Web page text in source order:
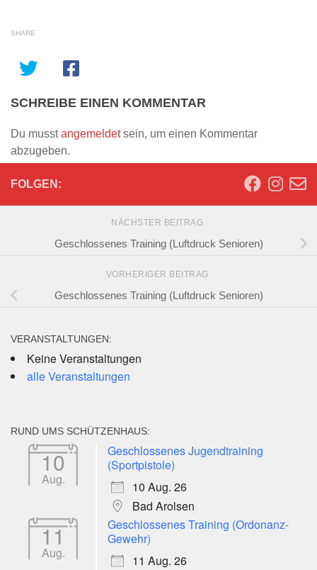
SHARE
SCHREIBE EINEN KOMMENTAR
Du musstangemeldetsein, um einen Kommentar
abzugeben.
FOLGEN:
NÄCHSTER BEITRAG
Geschlossenes Training (Luftdruck Senioren)
VORHERIGER BEITRAG
Geschlossenes Training (Luftdruck Senioren)
VERANSTALTUNGEN:
Keine Veranstaltungen
alle Veranstaltungen
RUND UMS SCHÜTZENHAUS:
10
Aug.
Geschlossenes Jugendtraining
(Sportpistole)
10 Aug. 26
Bad Arolsen
11
Aug.
Geschlossenes Training (Ordonanz-
Gewehr)
11 Aug. 26